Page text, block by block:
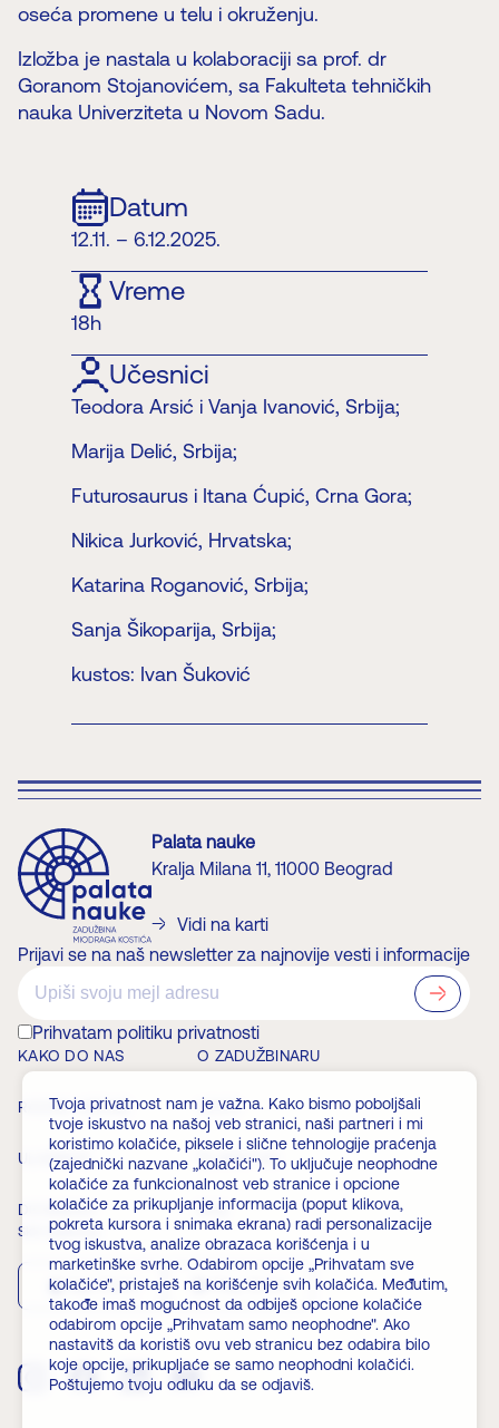
oseća promene u telu i okruženju.
Izložba je nastala u kolaboraciji sa prof. dr
Goranom Stojanovićem, sa Fakulteta tehničkih
nauka Univerziteta u Novom Sadu.
Datum
12.11. – 6.12.2025.
Vreme
18h
Učesnici
Teodora Arsić i Vanja Ivanović, Srbija;
Marija Delić, Srbija;
Futurosaurus i Itana Ćupić, Crna Gora;
Nikica Jurković, Hrvatska;
Katarina Roganović, Srbija;
Sanja Šikoparija, Srbija;
kustos: Ivan Šuković
Palata nauke
Kralja Milana 11, 11000 Beograd
Vidi na karti
Prijavi se na naš newsletter za najnovije vesti i informacije
Prihvatam politiku privatnosti
KAKO DO NAS O ZADUŽBINARU
RADNO VREME VESTI
ULAZNICE ČLANSTVO
DOGAĐAJI FAQ
Skini aplikaciju
App Store Play Store
Tvoja privatnost nam je važna. Kako bismo poboljšali
tvoje iskustvo na našoj veb stranici, naši partneri i mi
koristimo kolačiće, piksele i slične tehnologije praćenja
(zajednički nazvane „kolačići"). To uključuje neophodne
kolačiće za funkcionalnost veb stranice i opcione
kolačiće za prikupljanje informacija (poput klikova,
pokreta kursora i snimaka ekrana) radi personalizacije
tvog iskustva, analize obrazaca korišćenja i u
marketinške svrhe. Odabirom opcije „Prihvatam sve
kolačiće", pristaješ na korišćenje svih kolačića. Međutim,
takođe imaš mogućnost da odbiješ opcione kolačiće
odabirom opcije „Prihvatam samo neophodne". Ako
nastavitš da koristiš ovu veb stranicu bez odabira bilo
koje opcije, prikupljaće se samo neophodni kolačići.
Poštujemo tvoju odluku da se odjaviš.